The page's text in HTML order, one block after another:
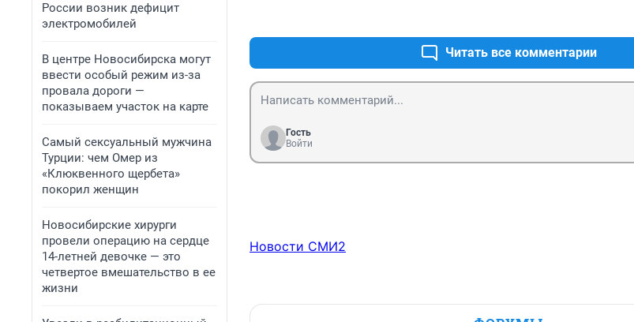
России возник дефицит
электромобилей
В центре Новосибирска могут
ввести особый режим из-за
провала дороги —
показываем участок на карте
Самый сексуальный мужчина
Турции: чем Омер из
«Клюквенного щербета»
покорил женщин
Новосибирские хирурги
провели операцию на сердце
14-летней девочке — это
четвертое вмешательство в ее
жизни
Читать все комментарии
Гость
Войти
Новости СМИ2